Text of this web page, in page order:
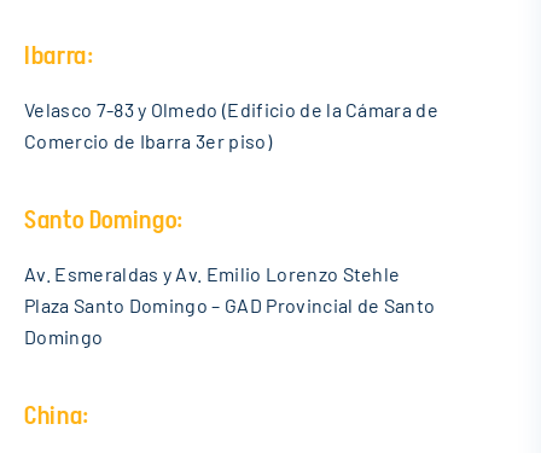
Ibarra:
Velasco 7-83 y Olmedo (Edificio de la Cámara de
Comercio de Ibarra 3er piso)
Santo Domingo:
Av. Esmeraldas y Av. Emilio Lorenzo Stehle
Plaza Santo Domingo – GAD Provincial de Santo
Domingo
China: